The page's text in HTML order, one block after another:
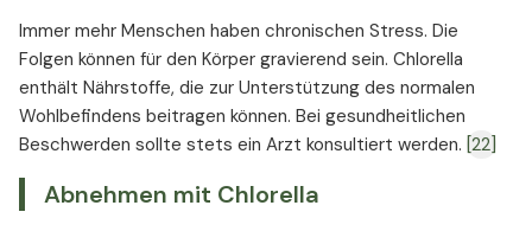
Immer mehr Menschen haben chronischen Stress. Die
Folgen können für den Körper gravierend sein. Chlorella
enthält Nährstoffe, die zur Unterstützung des normalen
Wohlbefindens beitragen können. Bei gesundheitlichen
Beschwerden sollte stets ein Arzt konsultiert werden. [22]
Abnehmen mit Chlorella